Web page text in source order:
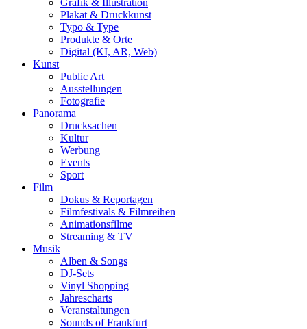
Grafik & Illustration
Plakat & Druckkunst
Typo & Type
Produkte & Orte
Digital (KI, AR, Web)
Kunst
Public Art
Ausstellungen
Fotografie
Panorama
Drucksachen
Kultur
Werbung
Events
Sport
Film
Dokus & Reportagen
Filmfestivals & Filmreihen
Animationsfilme
Streaming & TV
Musik
Alben & Songs
DJ-Sets
Vinyl Shopping
Jahrescharts
Veranstaltungen
Sounds of Frankfurt